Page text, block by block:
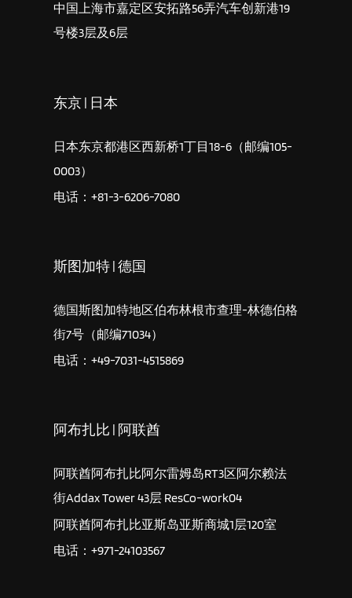
中国上海市嘉定区安拓路56弄汽车创新港19
号楼3层及6层
东京 | 日本
日本东京都港区西新桥1丁目18-6（邮编105-
0003）
电话：+81-3-6206-7080
斯图加特 | 德国
德国斯图加特地区伯布林根市查理-林德伯格
街7号（邮编71034）
电话：+49-7031-4515869
阿布扎比 | 阿联酋
阿联酋阿布扎比阿尔雷姆岛RT3区阿尔赖法
街Addax Tower 43层 ResCo-work04
阿联酋阿布扎比亚斯岛亚斯商城1层120室
电话：+971-24103567